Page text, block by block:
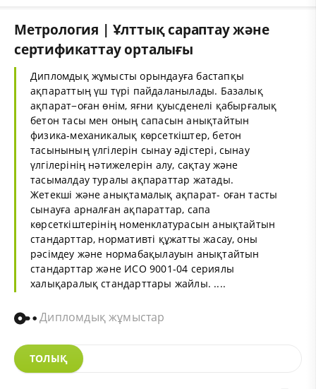
Метрология | Ұлттық сараптау және
сертификаттау орталығы
Дипломдық жұмысты орындауға бастапқы
ақпараттың үш түрі пайдаланылады. Базалық
ақпарат−оған өнім, яғни қуысденелі қабырғалық
бетон тасы мен оның сапасын анықтайтын
физика-механикалық көрсеткіштер, бетон
тасынының үлгілерін сынау әдістері, сынау
үлгілерінің нәтижелерін алу, сақтау және
тасымалдау туралы ақпараттар жатады.
Жетекші және анықтамалық ақпарат- оған тасты
сынауға арналған ақпараттар, сапа
көрсеткіштерінің номенклатурасын анықтайтын
стандарттар, нормативті құжатты жасау, оны
рәсімдеу және нормабақылауын анықтайтын
стандарттар және ИСО 9001-04 сериялы
халықаралық стандарттары жайлы. ....
Дипломдық жұмыстар
ТОЛЫҚ